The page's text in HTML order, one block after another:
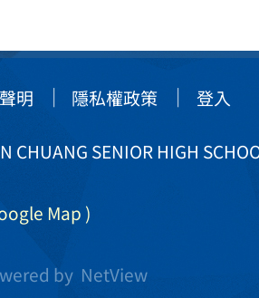
明 隱私權政策 登入
SENIOR HIGH
Map )
by NetView